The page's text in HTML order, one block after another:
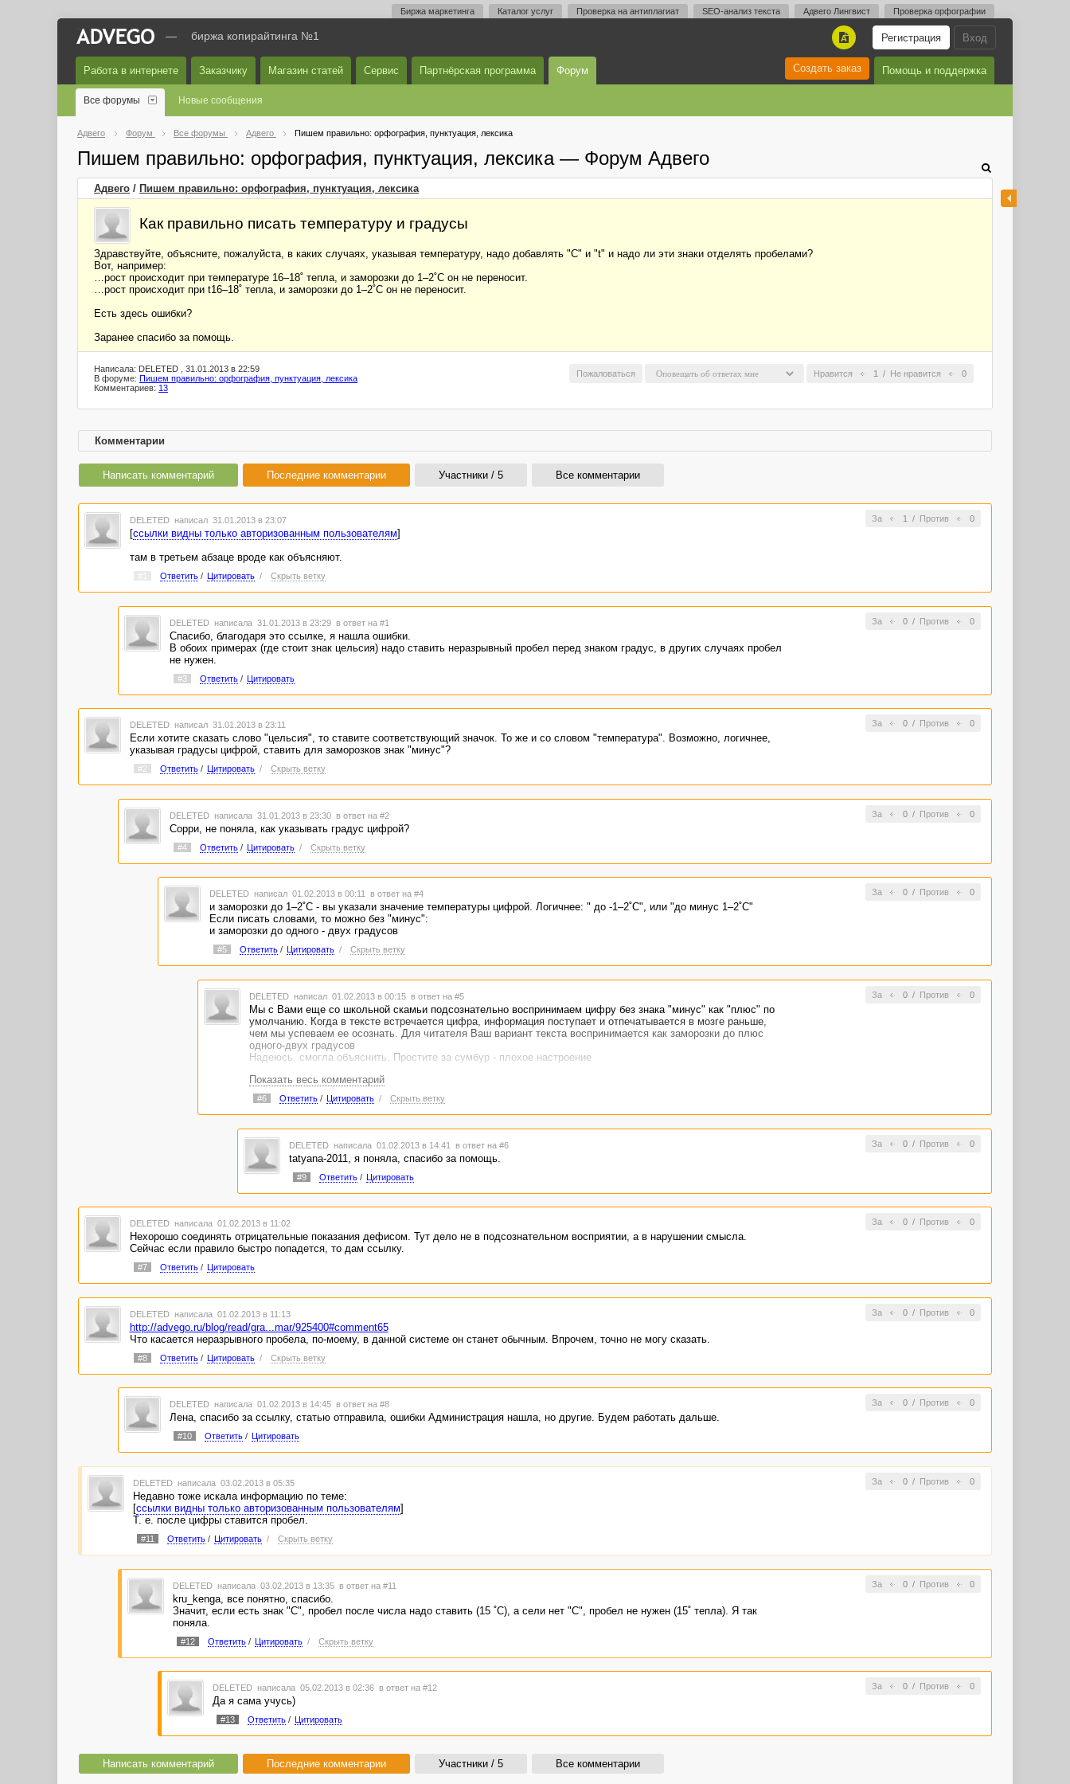
Биржа маркетинга Каталог услуг Проверка на антиплагиат SEO-анализ текста Адвего Лингвист Проверка орфографии
Вход
Регистрация
A
— биржа копирайтинга №1
Работа в интернете Заказчику Магазин статей Сервис Партнёрская программа Форум Помощь и поддержка
Создать заказ
Все форумы Новые сообщения
Адвего Форум Все форумы Адвего Пишем правильно: орфография, пунктуация, лексика
Пишем правильно: орфография, пунктуация, лексика — Форум Адвего
Адвего / Пишем правильно: орфография, пунктуация, лексика
Как правильно писать температуру и градусы
Здравствуйте, объясните, пожалуйста, в каких случаях, указывая температуру, надо добавлять "C" и "t" и надо ли эти знаки отделять пробелами?
Вот, например:
…рост происходит при температуре 16–18˚ тепла, и заморозки до 1–2˚С он не переносит.
…рост происходит при t16–18˚ тепла, и заморозки до 1–2˚С он не переносит.
Есть здесь ошибки?
Заранее спасибо за помощь.
Нравится 1 / Не нравится 0
Пожаловаться
Написала: DELETED , 31.01.2013 в 22:59
В форуме: Пишем правильно: орфография, пунктуация, лексика
Комментариев: 13
Комментарии
Написать комментарий Последние комментарии Участники / 5 Все комментарии
За 1 / Против 0
DELETED написал 31.01.2013 в 23:07
[ссылки видны только авторизованным пользователям]
там в третьем абзаце вроде как объясняют.
Ответить/ Цитировать / Скрыть ветку
За 0/ Против 0
DELETED написала 31.01.2013 в 23:29 в ответ на #1
Спасибо, благодаря это ссылке, я нашла ошибки.
В обоих примерах (где стоит знак цельсия) надо ставить неразрывный пробел перед знаком градус, в других случаях пробел
не нужен.
#3 Ответить/ Цитировать
За 0/ Против 0
DELETED написал 31.01.2013 в 23:11
Если хотите сказать слово "цельсия", то ставите соответствующий значок. То же и со словом "температура". Возможно, логичнее,
указывая градусы цифрой, ставить для заморозков знак "минус"?
#2 Ответить/ Цитировать / Скрыть ветку
За 0/ Против 0
DELETED написала 31.01.2013 в 23:30 в ответ на #2
Сорри, не поняла, как указывать градус цифрой?
#4 Ответить/ Цитировать / Скрыть ветку
За 0/ Против 0
DELETED написал 01.02.2013 в 00:11 в ответ на #4
и заморозки до 1–2˚С - вы указали значение температуры цифрой. Логичнее: " до -1–2˚С", или "до минус 1–2˚С"
Если писать словами, то можно без "минус":
и заморозки до одного - двух градусов
#5 Ответить/ Цитировать / Скрыть ветку
За 0/ Против 0
DELETED написал 01.02.2013 в 00:15 в ответ на #5
Мы с Вами еще со школьной скамьи подсознательно воспринимаем цифру без знака "минус" как "плюс" по
умолчанию. Когда в тексте встречается цифра, информация поступает и отпечатывается в мозге раньше,
чем мы успеваем ее осознать. Для читателя Ваш вариант текста воспринимается как заморозки до плюс
одного-двух градусов
Надеюсь, смогла объяснить. Простите за сумбур - плохое настроение
Показать весь комментарий
#6 Ответить/ Цитировать / Скрыть ветку
За 0/ Против 0
DELETED написала 01.02.2013 в 14:41 в ответ на #6
tatyana-2011, я поняла, спасибо за помощь.
#9 Ответить/ Цитировать
За 0/ Против 0
DELETED написала 01.02.2013 в 11:02
Нехорошо соединять отрицательные показания дефисом. Тут дело не в подсознательном восприятии, а в нарушении смысла.
Сейчас если правило быстро попадется, то дам ссылку.
#7 Ответить/ Цитировать
За 0/ Против 0
DELETED написала 01.02.2013 в 11:13
http://advego.ru/blog/read/gra...mar/925400#comment65
Что касается неразрывного пробела, по-моему, в данной системе он станет обычным. Впрочем, точно не могу сказать.
#8 Ответить/ Цитировать / Скрыть ветку
За 0/ Против 0
DELETED написала 01.02.2013 в 14:45 в ответ на #8
Лена, спасибо за ссылку, статью отправила, ошибки Администрация нашла, но другие. Будем работать дальше.
#10 Ответить/ Цитировать
За 0/ Против 0
DELETED написала 03.02.2013 в 05:35
Недавно тоже искала информацию по теме:
[ссылки видны только авторизованным пользователям]
Т. е. после цифры ставится пробел.
#11 Ответить/ Цитировать / Скрыть ветку
За 0/ Против 0
DELETED написала 03.02.2013 в 13:35 в ответ на #11
kru_kenga, все понятно, спасибо.
Значит, если есть знак "C", пробел после числа надо ставить (15 ˚C), а сели нет "C", пробел не нужен (15˚ тепла). Я так
поняла.
#12 Ответить/ Цитировать / Скрыть ветку
За 0/ Против 0
DELETED написала 05.02.2013 в 02:36 в ответ на #12
Да я сама учусь)
#13 Ответить/ Цитировать
Написать комментарий Последние комментарии Участники / 5 Все комментарии